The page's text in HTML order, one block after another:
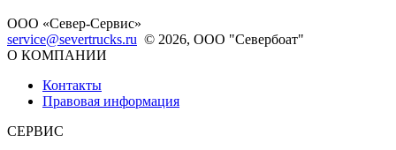
ООО «Север-Сервис»
service@severtrucks.ru © 2026, ООО "Севербоат"
О КОМПАНИИ
Контакты
Правовая информация
СЕРВИС